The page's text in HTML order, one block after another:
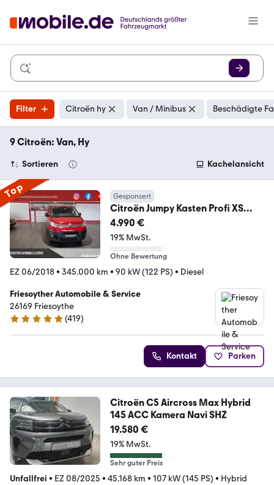
Filter Citroën hy Van / Minibus Beschädigte
9 Citroën: Van, Hy
Sortieren Kachelansicht
Top Gesponsert
Citroën Jumpy Kasten Profi XS
*Hydraulische Hebebühne*
4.990 €
19% MwSt.
Ohne Bewertung
EZ 06/2018• 345.000 km • 90 kW (122 PS) • Diesel
Friesoyther Automobile & Service
26169 Friesoythe
4.8 Sterne
(419)
Kontakt Parken
Citroën C5 Aircross Max Hybrid
145 ACC Kamera Navi SHZ
19.580 €
19% MwSt.
Sehr guter Preis
Unfallfrei • EZ 08/2025 • 45.168 km • 107 kW (145 PS) • Hybrid